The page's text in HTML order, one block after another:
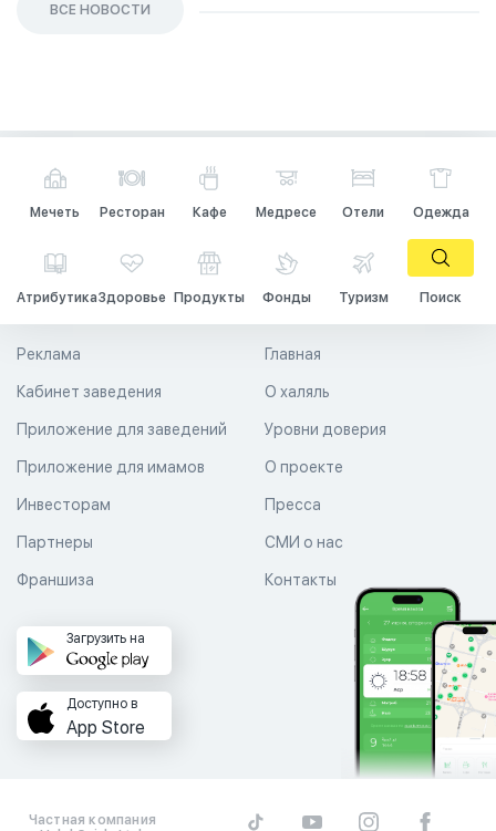
ВСЕ НОВОСТИ
Мечеть Ресторан Кафе Медресе Отели Одежда
АтрибутикаЗдоровье Продукты Фонды Туризм Поиск
Главная
О халяль
Уровни доверия
Реклама
Кабинет заведения
Приложение для заведений
Приложение для имамов О проекте
Пресса
СМИ о нас
Контакты
Инвесторам
Партнеры
Франшиза
Загрузить на
Доступно в
App Store
Частная компания